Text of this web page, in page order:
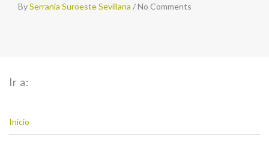
BySerrania Suroeste Sevillana /No Comments
Ir a:
Inicio